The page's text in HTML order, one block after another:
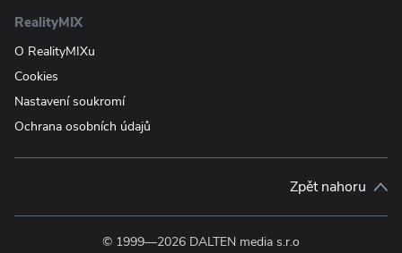
RealityMIX
O RealityMIXu
Cookies
Nastavení soukromí
Ochrana osobních údajů
Zpět nahoru
© 1999—2026 DALTEN media s.r.o